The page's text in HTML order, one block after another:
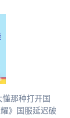
那种打开国
》国服延迟破